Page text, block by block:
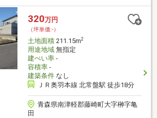
320万円
（坪単価:-）
土地面積211.15m2
用途地域無指定
建ぺい率-
容積率-
建築条件なし
ＪＲ奥羽本線 北常盤駅 徒歩18分
青森県南津軽郡藤崎町大字榊字亀
田